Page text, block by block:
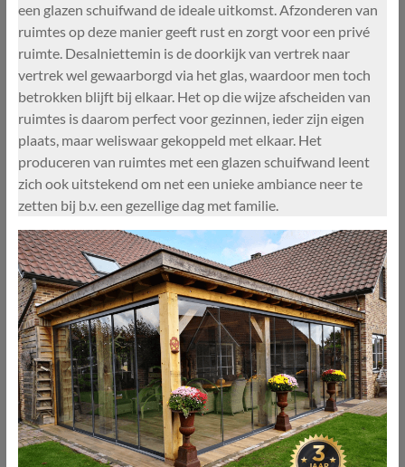
een glazen schuifwand de ideale uitkomst. Afzonderen van
ruimtes op deze manier geeft rust en zorgt voor een privé
ruimte. Desalniettemin is de doorkijk van vertrek naar
vertrek wel gewaarborgd via het glas, waardoor men toch
betrokken blijft bij elkaar. Het op die wijze afscheiden van
ruimtes is daarom perfect voor gezinnen, ieder zijn eigen
plaats, maar weliswaar gekoppeld met elkaar. Het
produceren van ruimtes met een glazen schuifwand leent
zich ook uitstekend om net een unieke ambiance neer te
zetten bij b.v. een gezellige dag met familie.